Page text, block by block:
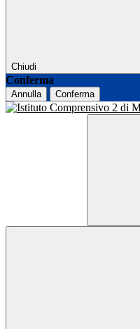
Chiudi
Conferma
Annulla Conferma